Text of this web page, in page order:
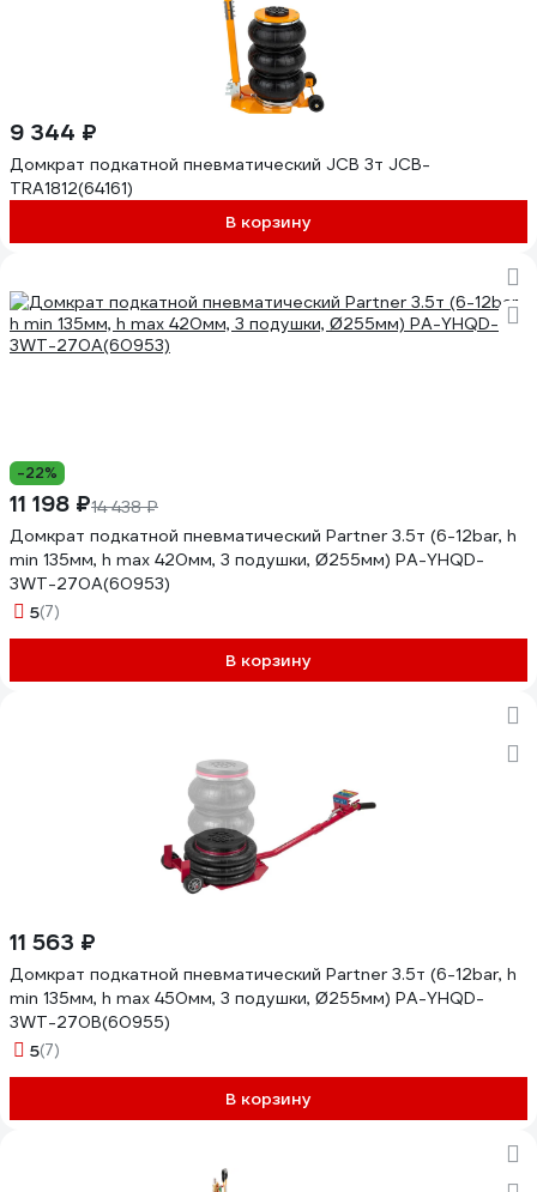
9 344 ₽
Домкрат подкатной пневматический JCB 3т JCB-
TRA1812(64161)
В корзину
-22%
11 198 ₽14 438 ₽
Домкрат подкатной пневматический Partner 3.5т (6-12bar, h
min 135мм, h max 420мм, 3 подушки, Ø255мм) PA-YHQD-
3WT-270A(60953)
5(7)
В корзину
11 563 ₽
Домкрат подкатной пневматический Partner 3.5т (6-12bar, h
min 135мм, h max 450мм, 3 подушки, Ø255мм) PA-YHQD-
3WT-270B(60955)
5(7)
В корзину